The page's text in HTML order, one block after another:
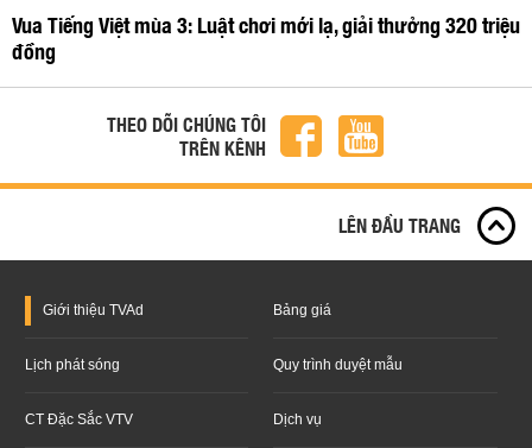
Vua Tiếng Việt mùa 3: Luật chơi mới lạ, giải thưởng 320 triệu
đồng
THEO DÕI CHÚNG TÔI
TRÊN KÊNH
LÊN ĐẦU TRANG
Giới thiệu TVAd Bảng giá
Lịch phát sóng Quy trình duyệt mẫu
CT Đặc Sắc VTV Dịch vụ